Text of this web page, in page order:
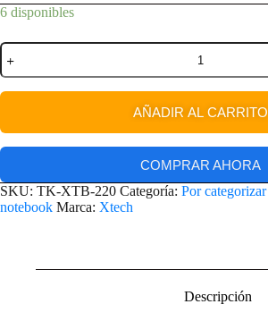
6 disponibles
AÑADIR AL CARRITO
COMPRAR AHORA
SKU: TK-XTB-220 Categoría: Por categorizar
notebook Marca: Xtech
Descripción